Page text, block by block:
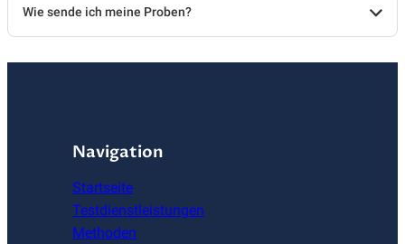
Wie sende ich meine Proben?
Navigation
Startseite
Testdienstleistungen
Methoden